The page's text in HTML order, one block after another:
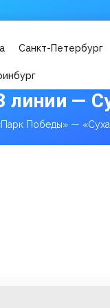
Санкт-Петербург
—
Победы» —